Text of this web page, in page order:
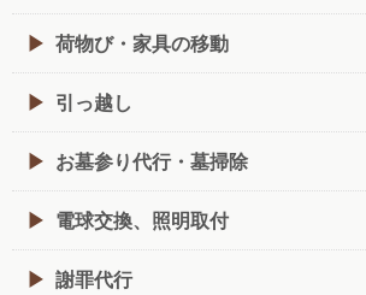
荷物び・家具の移動
引っ越し
お墓参り代行・墓掃除
電球交換、照明取付
謝罪代行